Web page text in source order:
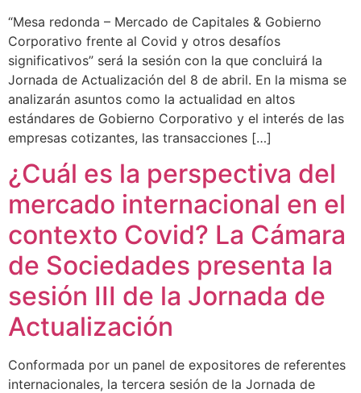
“Mesa redonda – Mercado de Capitales & Gobierno
Corporativo frente al Covid y otros desafíos
significativos” será la sesión con la que concluirá la
Jornada de Actualización del 8 de abril. En la misma se
analizarán asuntos como la actualidad en altos
estándares de Gobierno Corporativo y el interés de las
empresas cotizantes, las transacciones […]
¿Cuál es la perspectiva del
mercado internacional en el
contexto Covid? La Cámara
de Sociedades presenta la
sesión III de la Jornada de
Actualización
Conformada por un panel de expositores de referentes
internacionales, la tercera sesión de la Jornada de